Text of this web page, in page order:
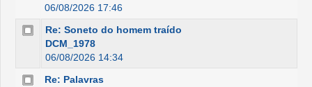
06/08/2026 17:46
Re: Soneto do homem traído
DCM_1978
06/08/2026 14:34
Re: Palavras